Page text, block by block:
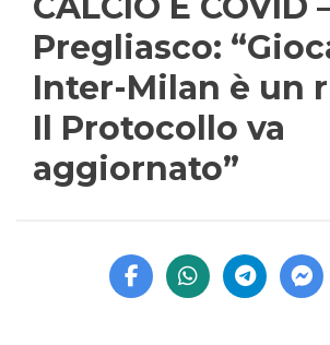
Pregliasco:
Inter-Milan è un
Il Protocollo va
aggiornato”